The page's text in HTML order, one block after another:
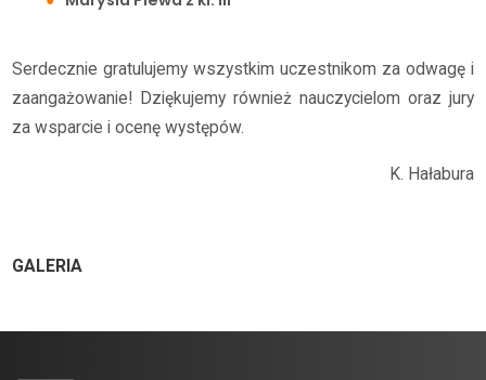
Serdecznie gratulujemy wszystkim uczestnikom za odwagę i
zaangażowanie! Dziękujemy również nauczycielom oraz jury
za wsparcie i ocenę występów.
K. Hałabura
GALERIA